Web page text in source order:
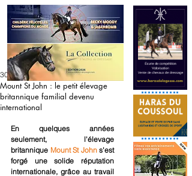
Mount St John : le petit élevage
britannique familial devenu
international
30 avr. 2020
En quelques années
seulement, l'élevage
britannique Mount St John s'est
forgé une solide réputation
internationale, grâce au travail